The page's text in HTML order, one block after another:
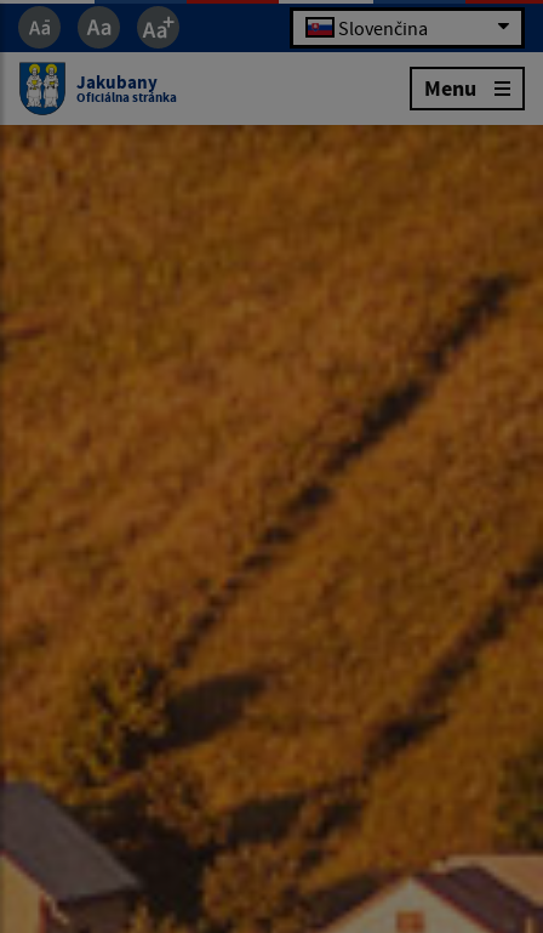
Slovenčina
Jakubany
Oficiálna stránka Menu